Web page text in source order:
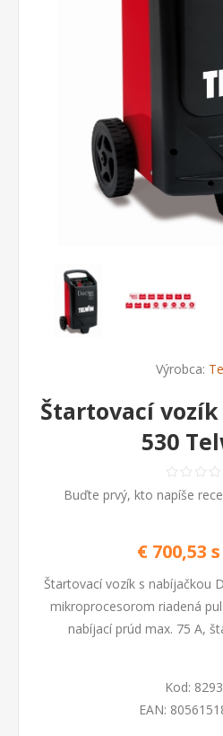
Výrobca:
Štartovací
530
Buďte prvý, kto napíše
€ 700,53
Štartovací vozík s nabíjačkou
mikroprocesorom riadená
nabíjací prúd max. 75 A,
Kod:
EAN: